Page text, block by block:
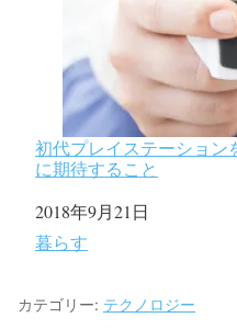
初代プレイステーション
に期待すること
日付
2018年9月21日
関連理由
暮らす
カテゴリー: テクノロジー